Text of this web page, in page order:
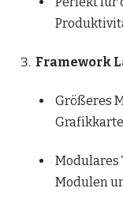
Framework
Größeres
Modulares
Modulen